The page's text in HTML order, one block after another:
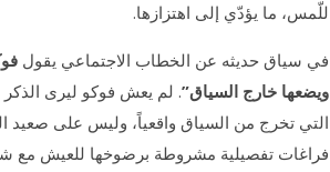
للّمس، ما يؤدّي إلى اهتزازها.
في سياق حديثه عن الخطاب الاجتماعي يقول
ويضعها خارج السياق”. لم يعش فوكو ليرى
التي تخرج من السياق واقعياً، وليس على صعيد
فراغات تفصيلية مشروطة برضوخها للعيش مع